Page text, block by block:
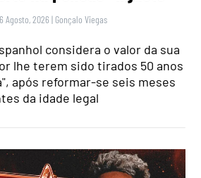
Agosto, 2026 | Gonçalo Viegas
considera o valor da sua
lhe terem sido tirados 50 anos
após reformar-se seis meses
da idade legal